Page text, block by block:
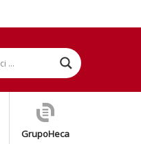
GrupoHeca